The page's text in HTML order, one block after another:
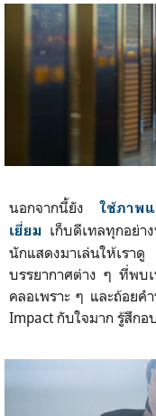
นอกจากนี้ยังใช้ภาพ
เยี่ยม เก็บดีเทลทุกอย่า
นักแสดงมาเล่นให้เ
บรรยากาศต่าง ๆ ที่พบ
คลอเพราะ ๆ และถ้อยค
Impact กับใจมาก รู้สึก